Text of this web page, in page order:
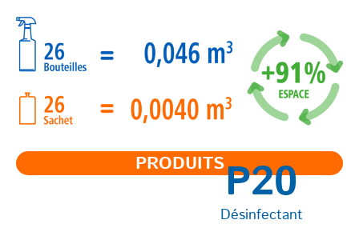
PRODUITSP20
Désinfectant